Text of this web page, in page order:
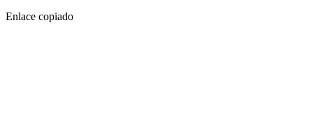
Enlace copiado